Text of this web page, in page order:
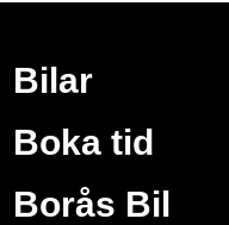
Bilar
Boka tid
Borås Bil